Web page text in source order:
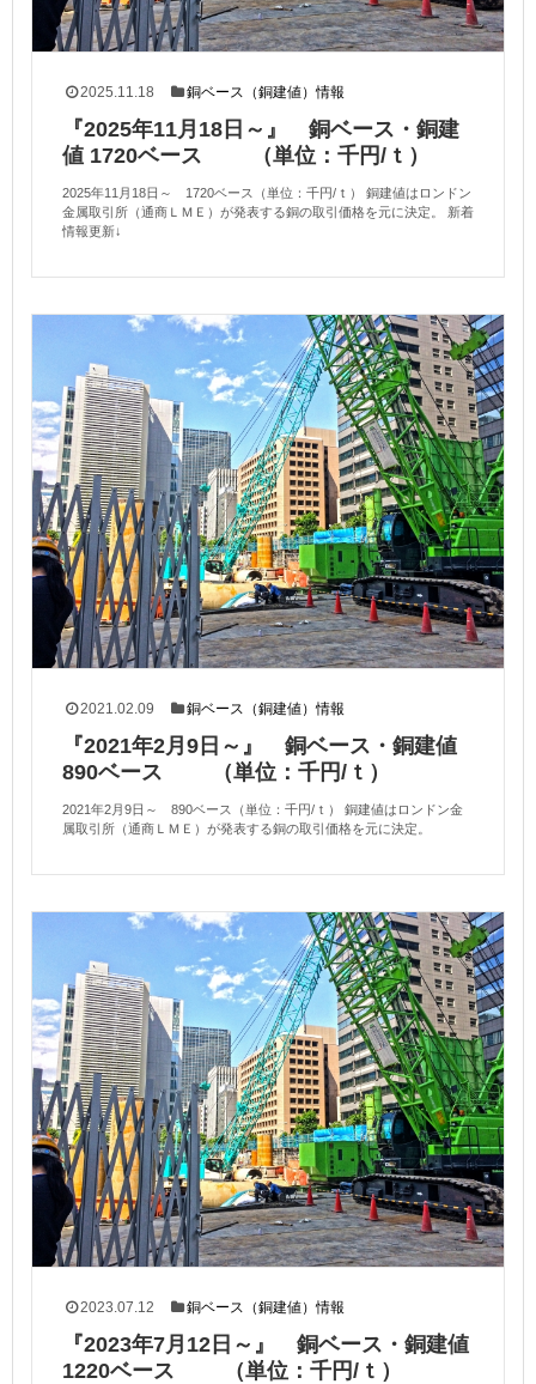
2025.11.18 銅ベース（銅建値）情報
『2025年11月18日～』 銅ベース・銅建
値 1720ベース （単位：千円/ｔ）
2025年11月18日～ 1720ベース（単位：千円/ｔ） 銅建値はロンドン
金属取引所（通商ＬＭＥ）が発表する銅の取引価格を元に決定。 新着
情報更新↓
2021.02.09 銅ベース（銅建値）情報
『2021年2月9日～』 銅ベース・銅建値
890ベース （単位：千円/ｔ）
2021年2月9日～ 890ベース（単位：千円/ｔ） 銅建値はロンドン金
属取引所（通商ＬＭＥ）が発表する銅の取引価格を元に決定。
2023.07.12 銅ベース（銅建値）情報
『2023年7月12日～』 銅ベース・銅建値
1220ベース （単位：千円/ｔ）